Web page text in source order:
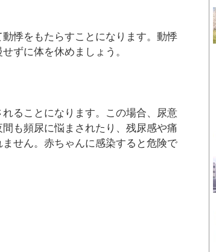
悸をもたらすことになります。動悸
ずに体を休めましょう。
ることになります。この場合、尿意
も頻尿に悩まされたり、残尿感や痛
せん。赤ちゃんに感染すると危険で